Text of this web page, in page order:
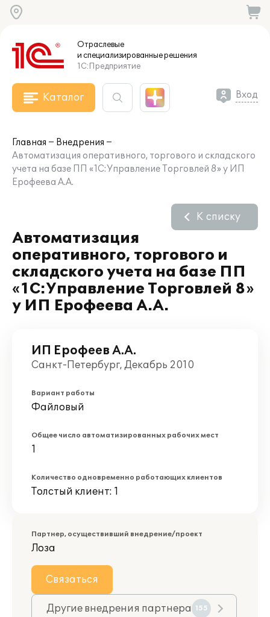
Отраслевые
и специализированныерешения
1С:Предприятие
Каталог Вход
Главная
Внедрения
Автоматизация оперативного, торгового и складского
учета на базе ПП «1С:Управление Торговлей 8» у ИП
Ерофеева А.А.
Автоматизация
оперативного, торгового и
складского учета на базе ПП
«1С:Управление Торговлей 8»
у ИП Ерофеева А.А.
К списку
ИП Ерофеев А.А.
Санкт-Петербург, Декабрь 2010
Вариант работы
Файловый
Общее число автоматизированных рабочих мест
1
Количество одновременно работающих клиентов
Толстый клиент: 1
Партнер, осуществивший внедрение/проект
Лоза
Связаться
Другие внедрения партнера 155